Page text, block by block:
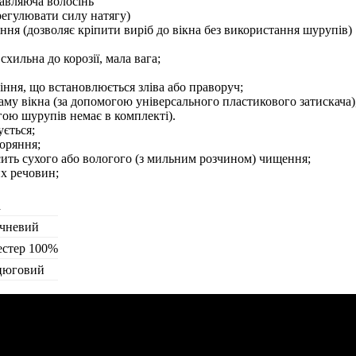
силу натягу)
(дозволяє кріпити виріб до вікна без використання шурупів)
до корозії, мала вага;
що встановлюється зліва або праворуч;
вікна (за допомогою універсального пластикового
шурупів немає в комплекті).
сухого або вологого (з мильним розчином) чищення;
речовин;
100%